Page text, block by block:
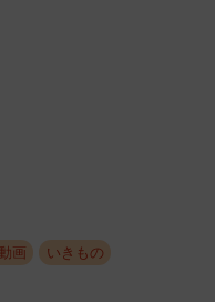
画 いきもの